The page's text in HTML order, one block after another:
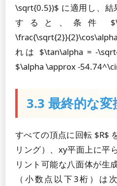
\sqrt{0.5})$ に適用し、結
すると、条件
れは $\tan\alpha = -
$\alpha \approx -
3.3 最終的な
すべての頂点に回転 $R$
リング）、xy平面上に平
リント可能な八面体が生
（小数点以下3桁）は